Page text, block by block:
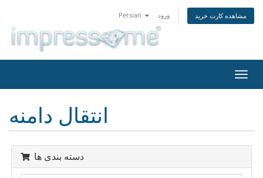
Persian ورود مشاهده کارت خرید
تغییر
انتقال دامنه
دسته بندی ها